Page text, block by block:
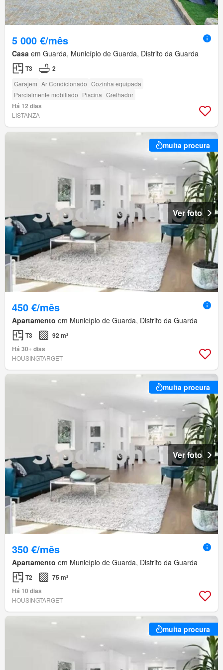
5 000 €/mês
Casa em Guarda, Município de Guarda, Distrito da Guarda
T3 2
Garajem Ar Condicionado Cozinha equipada
Parcialmente mobiliado Piscina Grelhador
Há 12 dias
LISTANZA
muita procura
Ver foto
450 €/mês
Apartamento em Município de Guarda, Distrito da Guarda
T3
92 m²
Há 30+ dias
HOUSINGTARGET
muita procura
Ver foto
350 €/mês
Apartamento em Município de Guarda, Distrito da Guarda
T2
75 m²
Há 10 dias
HOUSINGTARGET
muita procura